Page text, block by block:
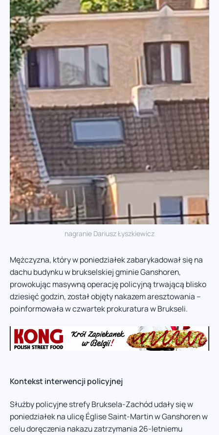
nagranie Dariusz Łyszkiewicz
Mężczyzna, który w poniedziałek zabarykadował się na
dachu budynku w brukselskiej gminie Ganshoren,
prowokując masywną operację policyjną trwającą blisko
dziesięć godzin, został objęty nakazem aresztowania –
poinformowała w czwartek prokuratura w Brukseli.
Kontekst interwencji policyjnej
Służby policyjne strefy Bruksela-Zachód udały się w
poniedziałek na ulicę Église Saint-Martin w Ganshoren w
celu doręczenia nakazu zatrzymania 26-letniemu